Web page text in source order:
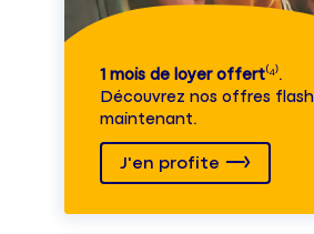
1 mois de loyer offert⁽⁴⁾.
Découvrez nos offres
maintenant.
J'en profite